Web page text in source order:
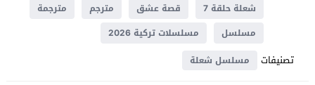
شعلة حلقة 7
قصة عشق مترجم
مترجمة
مسلسل
مسلسلات تركية 2026
تصنيفات مسلسل شعلة